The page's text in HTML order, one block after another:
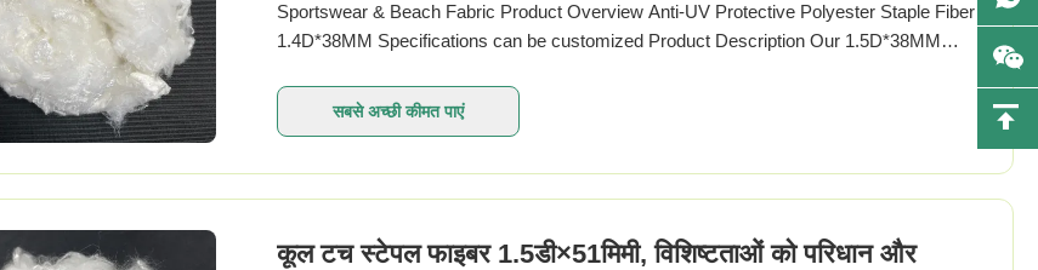
Sportswear & Beach Fabric Product Overview Anti-UV Protective Polyester Staple Fiber
1.4D*38MM Specifications can be customized Product Description Our 1.5D*38MM
सबसे अच्छी कीमत पाएं
कूल टच स्टेपल फाइबर 1.5डी×51मिमी, विशिष्टताओं को परिधान और